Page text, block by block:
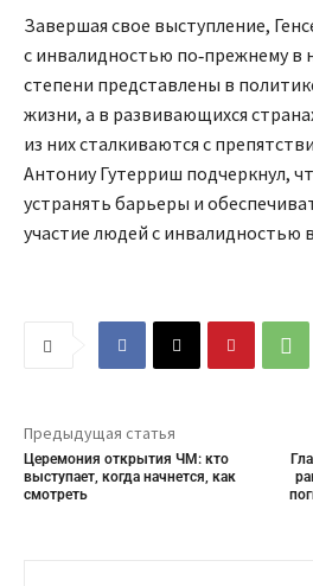
Завершая свое выступление,
с инвалидностью по‑прежнему в
степени представлены в
жизни, а в развивающихся
из них сталкиваются с
Антониу Гутерриш подчеркнул,
устранять барьеры и
участие людей с инвалидностью
Предыдущая статья
Церемония открытия ЧМ: кто
выступает, когда начнется, как
смотреть